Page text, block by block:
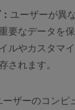
ユーザーが異
要なデータを
ルやカスタマ
されます。
ーザーのコンピ